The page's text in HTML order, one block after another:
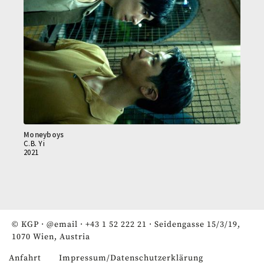
Moneyboys
C.B. Yi
2021
© KGP · @email · +43 1 52 222 21 · Seidengasse 15/3/19,
1070 Wien, Austria
Anfahrt Impressum/Datenschutzerklärung